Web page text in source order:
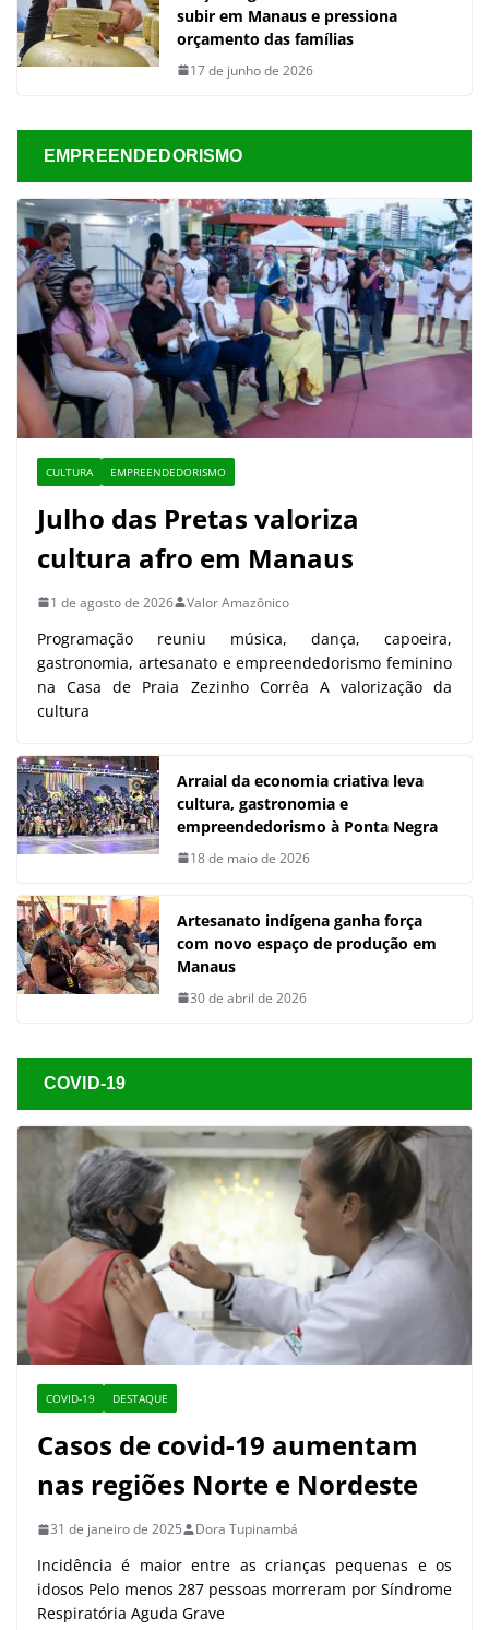
subir em Manaus e pressiona
orçamento das famílias
17 de junho de 2026
EMPREENDEDORISMO
CULTURA EMPREENDEDORISMO
Julho das Pretas valoriza
cultura afro em Manaus
1 de agosto de 2026 Valor Amazônico
Programação reuniu música, dança, capoeira,
gastronomia, artesanato e empreendedorismo feminino
na Casa de Praia Zezinho Corrêa A valorização da
cultura
Arraial da economia criativa leva
cultura, gastronomia e
empreendedorismo à Ponta Negra
18 de maio de 2026
Artesanato indígena ganha força
com novo espaço de produção em
Manaus
30 de abril de 2026
COVID-19
COVID-19 DESTAQUE
Casos de covid-19 aumentam
nas regiões Norte e Nordeste
31 de janeiro de 2025 Dora Tupinambá
Incidência é maior entre as crianças pequenas e os
idosos Pelo menos 287 pessoas morreram por Síndrome
Respiratória Aguda Grave